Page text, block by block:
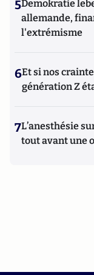
5Demokratie
allemande,
l'extrémisme
6Et si nos
génération Z
7L’anesthésie
tout avant une